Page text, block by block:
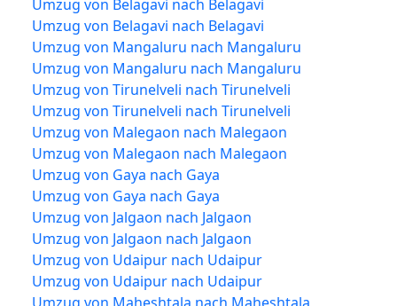
Umzug von Belagavi nach Belagavi
Umzug von Belagavi nach Belagavi
Umzug von Mangaluru nach Mangaluru
Umzug von Mangaluru nach Mangaluru
Umzug von Tirunelveli nach Tirunelveli
Umzug von Tirunelveli nach Tirunelveli
Umzug von Malegaon nach Malegaon
Umzug von Malegaon nach Malegaon
Umzug von Gaya nach Gaya
Umzug von Gaya nach Gaya
Umzug von Jalgaon nach Jalgaon
Umzug von Jalgaon nach Jalgaon
Umzug von Udaipur nach Udaipur
Umzug von Udaipur nach Udaipur